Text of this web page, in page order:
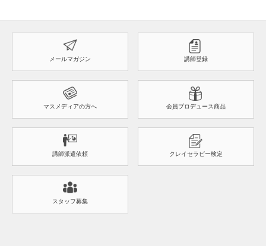
メールマガジン 講師登録
マスメディアの方へ 会員プロデュース商品
講師派遣依頼 クレイセラピー検定
スタッフ募集